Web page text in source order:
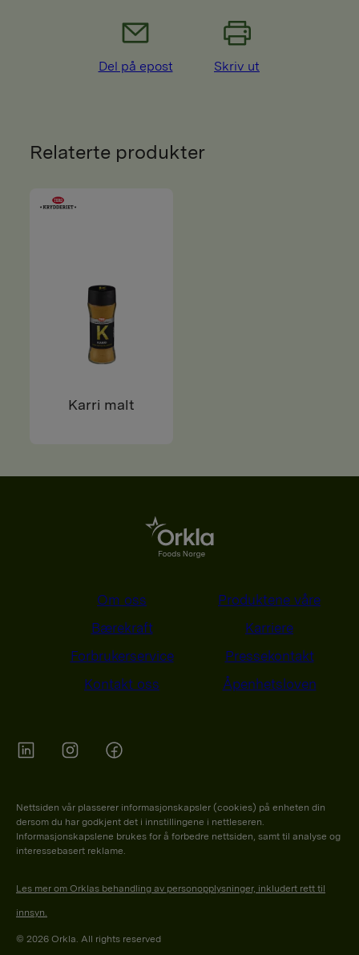
Del på epost Skriv ut
Relaterte produkter
Karri malt
Om oss
Produktene våre
Bærekraft
Karriere
Forbrukerservice
Pressekontakt
Kontakt oss
Åpenhetsloven
Nettsiden vår plasserer informasjonskapsler (cookies) på enheten din
dersom du har godkjent det i innstillingene i nettleseren.
Informasjonskapslene brukes for å forbedre nettsiden, samt til analyse og
interessebasert reklame.
Les mer om Orklas behandling av personopplysninger, inkludert rett til
innsyn.
© 2026 Orkla. All rights reserved